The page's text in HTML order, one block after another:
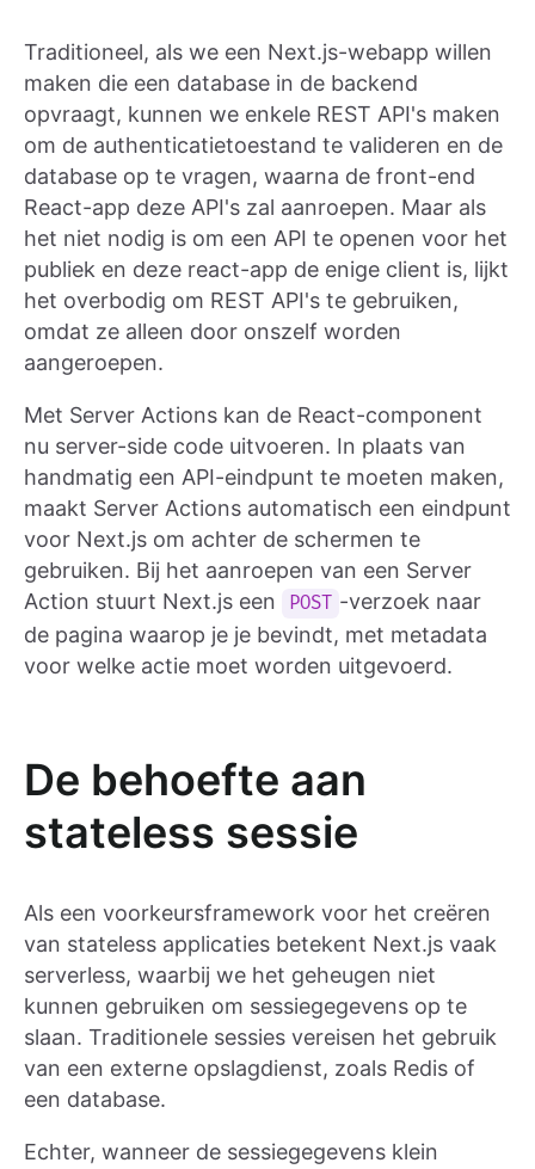
Traditioneel, als we een Next.js-webapp willen
maken die een database in de backend
opvraagt, kunnen we enkele REST API's maken
om de authenticatietoestand te valideren en de
database op te vragen, waarna de front-end
React-app deze API's zal aanroepen. Maar als
het niet nodig is om een API te openen voor het
publiek en deze react-app de enige client is, lijkt
het overbodig om REST API's te gebruiken,
omdat ze alleen door onszelf worden
aangeroepen.
Met Server Actions kan de React-component
nu server-side code uitvoeren. In plaats van
handmatig een API-eindpunt te moeten maken,
maakt Server Actions automatisch een eindpunt
voor Next.js om achter de schermen te
gebruiken. Bij het aanroepen van een Server
Action stuurt Next.js een
POST -verzoek naar
de pagina waarop je je bevindt, met metadata
voor welke actie moet worden uitgevoerd.
De behoefte aan
stateless sessie
Als een voorkeursframework voor het creëren
van stateless applicaties betekent Next.js vaak
serverless, waarbij we het geheugen niet
kunnen gebruiken om sessiegegevens op te
slaan. Traditionele sessies vereisen het gebruik
van een externe opslagdienst, zoals Redis of
een database.
Echter, wanneer de sessiegegevens klein